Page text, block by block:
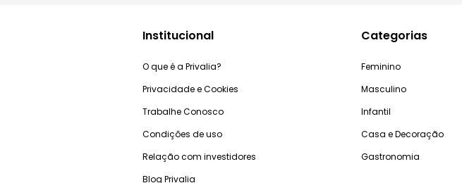
Institucional
O que é a Privalia?
Privacidade e Cookies
Trabalhe Conosco
Condições de uso
Relação com investidores
Blog Privalia
Categorias
Feminino
Masculino
Infantil
Casa e Decoração
Gastronomia